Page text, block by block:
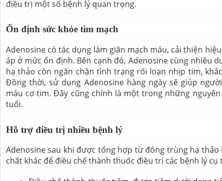
điều trị một số bệnh lý quan trọng.
Ổn định sức khỏe tim mạch
Adenosine có tác dụng làm giãn mạch máu, cải thiện
áp ở mức ổn định. Bên cạnh đó, Adenosine cùng nhiều
hạ thảo còn ngăn chặn tình trạng rối loạn nhịp tim,
Đồng thời, sử dụng Adenosine hàng ngày sẽ giúp
máu cơ tim. Đây cũng chính là một trong những
tuổi.
Hỗ trợ điều trị nhiều bệnh lý
Adenosine sau khi được tổng hợp từ đông trùng hạ
chất khác để điều chế thành thuốc điều trị các bệnh lý cụ